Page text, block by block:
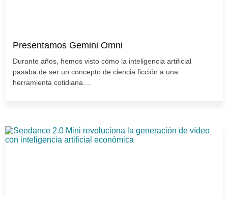
Presentamos Gemini Omni
Durante años, hemos visto cómo la inteligencia artificial
pasaba de ser un concepto de ciencia ficción a una
herramienta cotidiana....